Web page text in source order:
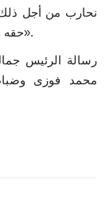
نحارب من أجل
حقه ويعز بيته ويعود السلام الحقيقى إلى مدينة السلام».